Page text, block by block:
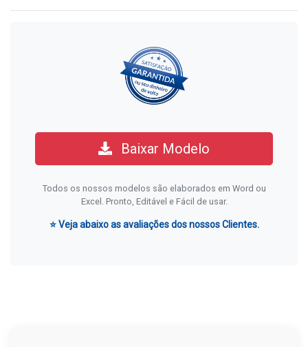
Baixar Modelo
Todos os nossos modelos são elaborados em Word ou
Excel. Pronto, Editável e Fácil de usar.
⭐ Veja abaixo as avaliações dos nossos Clientes.